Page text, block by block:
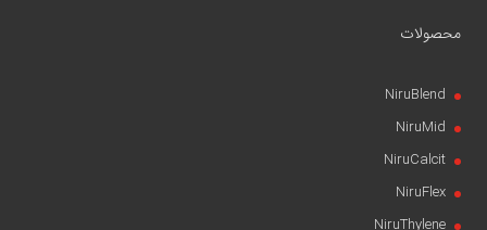
محصولات
NiruBlend
NiruMid
NiruCalcit
NiruFlex